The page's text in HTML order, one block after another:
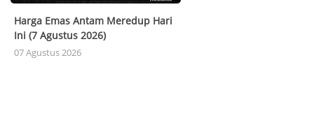
Harga Emas Antam Meredup Hari
Ini (7 Agustus 2026)
07 Agustus 2026